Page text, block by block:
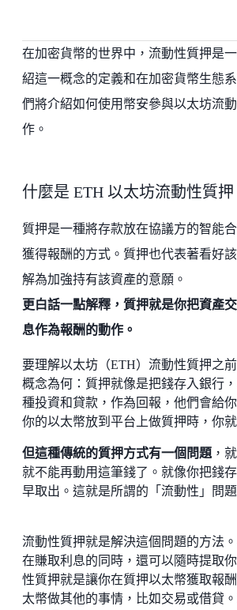
在加密貨幣的世界中，流動性質押是
紹這一概念的定義和在加密貨幣生態
們將介紹如何使用幣安參與以太坊流
作。
什麼是 ETH 以太坊流動性質押
質押是一種將存款放在協議方的智能
獲得報酬的方式。質押也代表著看好
解為加強持有該資產的意願。
更白話一點解釋，質押就是你把資產
息作為報酬的動作。
要理解以太坊（ETH）流動性質押之
概念為何：質押就像是把錢存入銀行
種投資和貸款，作為回報，他們會給
你的以太幣放到平台上做質押時，你
但這種傳統的質押方式有一個問題 ，
就不能再動用這筆錢了。就像你把錢
早取出。這就是所謂的「流動性」問題
流動性質押就是解決這個問題的方法
在賺取利息的同時，還可以隨時提取
性質押就是讓你在質押以太幣獲取報
太幣做其他的事情，比如交易或借貸